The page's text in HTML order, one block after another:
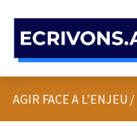
AGIR FACE A L’ENJEU /